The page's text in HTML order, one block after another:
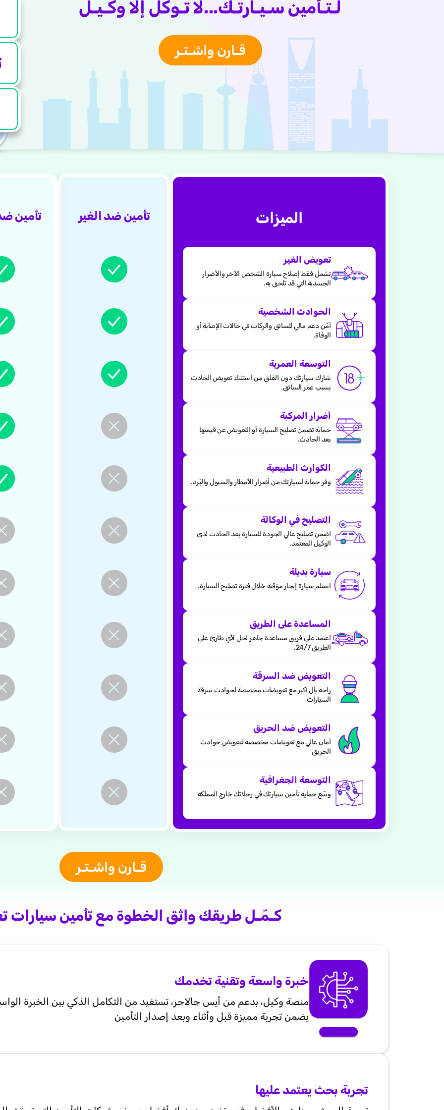
لـتـأمين سـيـارتـك...لا تـوكل إلا وكـيـل
قـارن واشـتـر
الميزات
تعويض الغير
تشمل فقط إصلاح سيارة الشخص الآخر والأضرار
الجسدية التي قد تلحق به.
الحوادث الشخصية
أمّن دعم مالي للسائق والركاب في حالات الإصابة أو
الوفاة.
التوسعة العمرية
شارك سيارتك دون القلق من استثناء تعويض الحادث
بسبب عمر السائق.
أضرار المركبة
حماية تضمن تصليح السيارة أو التعويض عن قيمتها
بعد الحادث.
الكوارث الطبيعية
وفر حماية لسيارتك من أضرار الأمطار والسيول والبَرد.
التصليح في الوكالة
اضمن تصليح عالي الجودة للسيارة بعد الحادث لدى
الوكيل المعتمد.
سيارة بديلة
استلم سيارة إيجار مؤقتة خلال فترة تصليح السيارة.
المساعدة على الطريق
اعتمد على فريق مساعدة جاهز لحل لأي طارئ على
الطريق 24/7.
التعويض ضد السرقة
راحة بال أكبر مع تعويضات مخصصة لحوادث سرقة
السيارات
التعويض ضد الحريق
أمان عالي مع تعويضات مخصصة لتعويض حوادث
الحريق
التوسعة الجغرافية
وسّع حماية تأمين سيارتك في رحلاتك خارج المملكة
تأمين ضد الغير تأمين
قـارن واشـتـر
كـمّـل طريقك واثق الخطوة مع تأمين سيارات
خبرة واسعة وتقنية تخدمك
منصة وكيل، بدعم من أيس جالاجر، تستفيد من التكامل الذكي بين الخبرة
يضمن تجربة مميزة قبل وأثناء وبعد إصدار التأمين
تجربة بحث يعتمد عليها